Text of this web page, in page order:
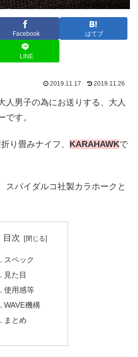
Facebook はてブ
LINE
2019.11.17 2019.11.26
人男子の為にお送りする、大人
です。
り畳みナイフ、 KARAHAWKで
スパイダルコ社製カラホークと
目次
スペック
見た目
使用感等
WAVE機構
まとめ